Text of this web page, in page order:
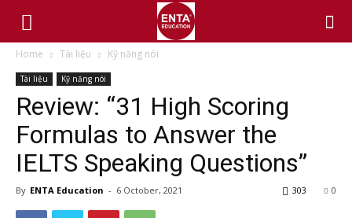
Home Tài liệu Kỹ năng nói
Tài liệu Kỹ năng nói
Review: “31 High Scoring
Formulas to Answer the
IELTS Speaking Questions”
By ENTA Education - 6 October, 2021 0
303